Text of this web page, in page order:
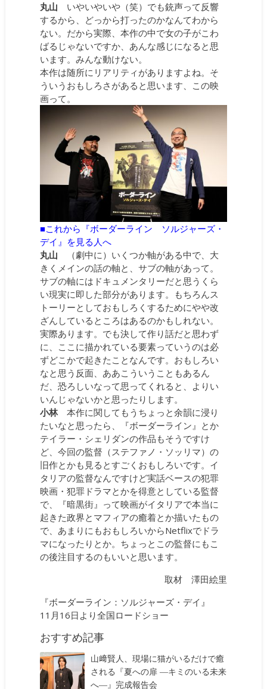
丸山 いやいやいや（笑）でも銃声って反響
するから、どっから打ったのかなんてわから
ない。だから実際、本作の中で女の子がこわ
ばるじゃないですか、あんな感じになると思
います。みんな動けない。
本作は随所にリアリティがありますよね。そ
ういうおもしろさがあると思います、この映
画って。
■これから『ボーダーライン ソルジャーズ・
デイ』を見る人へ
丸山 （劇中に）いくつか軸がある中で、大
きくメインの話の軸と、サブの軸があって。
サブの軸にはドキュメンタリーだと思うくら
い現実に即した部分があります。もちろんス
トーリーとしておもしろくするためにやや改
ざんしているところはあるのかもしれない。
実際あります。でも決して作り話だと思わず
に、ここに描かれている要素っていうのは必
ずどこかで起きたことなんです。おもしろい
なと思う反面、ああこういうこともあるん
だ、恐ろしいなって思ってくれると、よりい
いんじゃないかと思ったりします。
小林本作に関してもうちょっと余韻に浸り
たいなと思ったら、『ボーダーライン』とか
テイラー・シェリダンの作品もそうですけ
ど、今回の監督（ステファノ・ソッリマ）の
旧作とかも見るとすごくおもしろいです。イ
タリアの監督なんですけど実話ベースの犯罪
映画・犯罪ドラマとかを得意としている監督
で、『暗黒街』って映画がイタリアで本当に
起きた政界とマフィアの癒着とか描いたもの
で、あまりにもおもしろいからNetflixでドラ
マになったりとか。ちょっとこの監督にもこ
の後注目するのもいいと思います。
取材 澤田絵里
『ボーダーライン：ソルジャーズ・デイ』
11月16日より全国ロードショー
おすすめ記事
山﨑賢人、現場に猫がいるだけで癒
される『夏への扉 ―キミのいる未来
へ―』完成報告会